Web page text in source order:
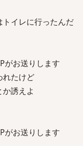
トイレに行ったんだ
がお送りします
れたけど
誘えよ
がお送りします